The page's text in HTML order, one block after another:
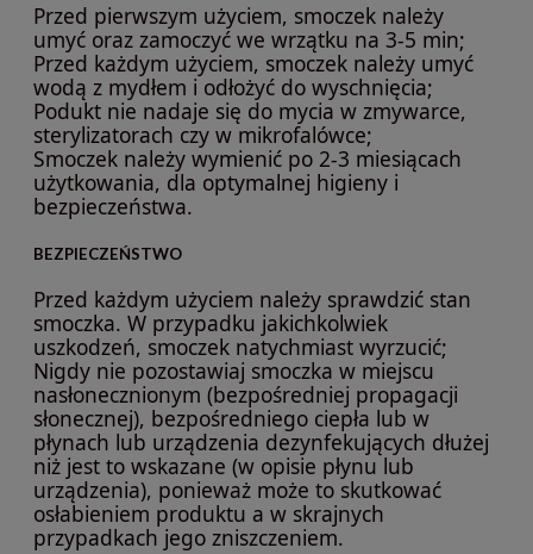
Przed pierwszym użyciem, smoczek należy
umyć oraz zamoczyć we wrzątku na 3-5 min;
Przed każdym użyciem, smoczek należy umyć
wodą z mydłem i odłożyć do wyschnięcia;
Podukt nie nadaje się do mycia w zmywarce,
sterylizatorach czy w mikrofalówce;
Smoczek należy wymienić po 2-3 miesiącach
użytkowania, dla optymalnej higieny i
bezpieczeństwa.
BEZPIECZEŃSTWO
Przed każdym użyciem należy sprawdzić stan
smoczka. W przypadku jakichkolwiek
uszkodzeń, smoczek natychmiast wyrzucić;
Nigdy nie pozostawiaj smoczka w miejscu
nasłonecznionym (bezpośredniej propagacji
słonecznej), bezpośredniego ciepła lub w
płynach lub urządzenia dezynfekujących dłużej
niż jest to wskazane (w opisie płynu lub
urządzenia), ponieważ może to skutkować
osłabieniem produktu a w skrajnych
przypadkach jego zniszczeniem.